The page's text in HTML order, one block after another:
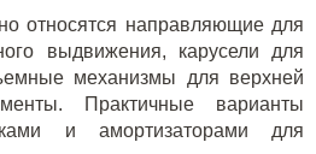
относятся направляющие для
выдвижения, карусели для
механизмы для верхней
Практичные варианты
и амортизаторами для